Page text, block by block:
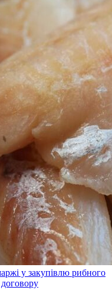
у закупівлю рибного